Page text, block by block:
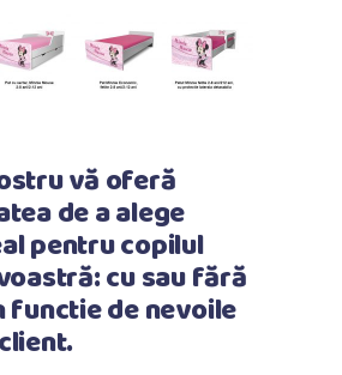
vă oferă
de a alege
pentru copilul
cu sau fără
functie de nevoile